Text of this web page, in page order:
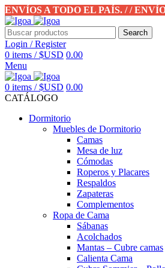
ENVÍOS A TODO EL PAÍS. / /
Search
Login / Register
0 items / $USD 0.00
Menu
0 items / $USD 0.00
CATÁLOGO
Dormitorio
Muebles de Dormitorio
Camas
Mesa de luz
Cómodas
Roperos y Placares
Respaldos
Zapateras
Complementos
Ropa de Cama
Sábanas
Acolchados
Mantas – Cubre camas
Calienta Cama